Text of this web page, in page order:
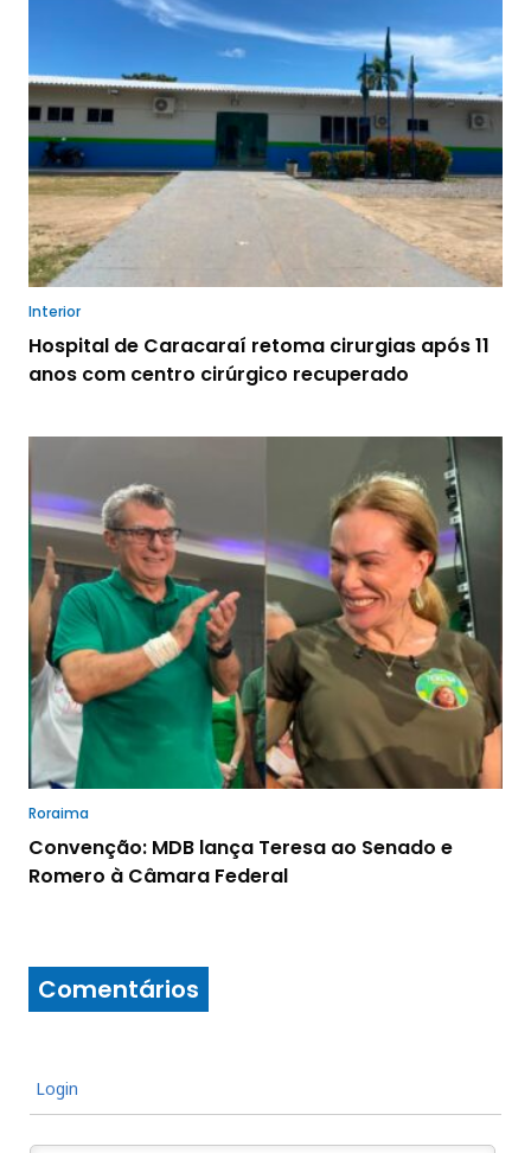
Interior
Hospital de Caracaraí retoma cirurgias após 11
anos com centro cirúrgico recuperado
Roraima
Convenção: MDB lança Teresa ao Senado e
Romero à Câmara Federal
Comentários
Login